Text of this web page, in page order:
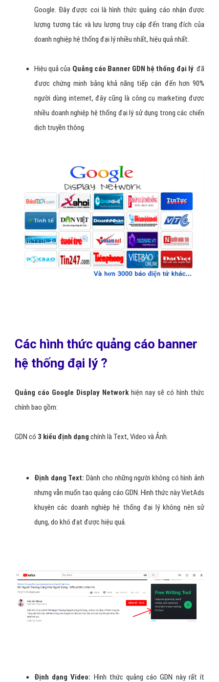
Google. Đây được coi là hình thức quảng cáo nhận được
lượng tương tác và lưu lượng truy cập đến trang đích của
doanh nghiệp hệ thống đại lý nhiều nhất, hiệu quả nhất.
Hiệu quả của Quảng cáo Banner GDN hệ thống đại lý đã
được chứng minh bằng khả năng tiếp cận đến hơn 90%
người dùng internet, đây cũng là công cụ marketing được
nhiều doanh nghiệp hệ thống đại lý sử dụng trong các chiến
dịch truyền thông.
Các hình thức quảng cáo banner
hệ thống đại lý ?
Quảng cáo Google Display Network hiện nay sẽ có hình thức
chính bao gồm:
GDN có 3 kiểu định dạng chính là Text, Video và Ảnh.
Định dạng Text: Dành cho những người không có hình ảnh
nhưng vẫn muốn tạo quảng cáo GDN. Hình thức này VietAds
khuyên các doanh nghiệp hệ thống đại lý không nên sử
dụng, do khó đạt được hiệu quả.
Định dạng Video: Hình thức quảng cáo GDN này rất ít